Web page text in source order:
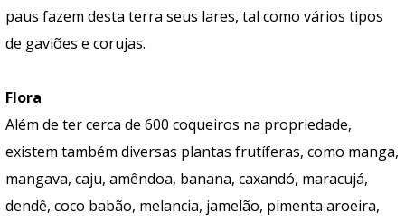
paus fazem desta terra seus lares, tal como vários tipos
de gaviões e corujas.
Flora
Além de ter cerca de 600 coqueiros na propriedade,
existem também diversas plantas frutíferas, como manga,
mangava, caju, amêndoa, banana, caxandó, maracujá,
dendê, coco babão, melancia, jamelão, pimenta aroeira,